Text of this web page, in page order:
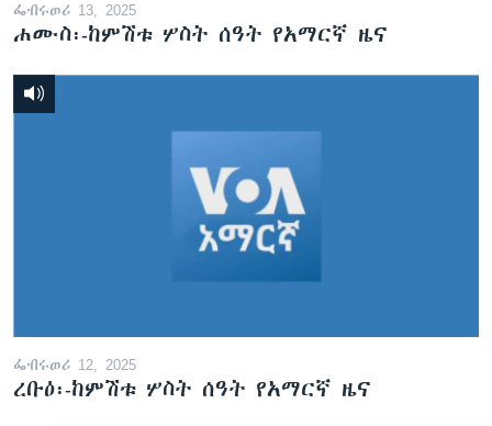
ፌብሩወሪ 13, 2025
ሐሙስ፡-ከምሽቱ ሦስት ሰዓት የአማርኛ ዜና
ፌብሩወሪ 12, 2025
ረቡዕ፡-ከምሽቱ ሦስት ሰዓት የአማርኛ ዜና